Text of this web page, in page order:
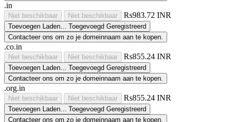
.in
Niet beschikbaar Niet beschikbaar Rs983.72 INR
Toevoegen Laden... Toegevoegd Geregistreerd
Contacteer ons om zo je domeinnaam aan te kopen.
.co.in
Niet beschikbaar Niet beschikbaar Rs855.24 INR
Toevoegen Laden... Toegevoegd Geregistreerd
Contacteer ons om zo je domeinnaam aan te kopen.
.org.in
Niet beschikbaar Niet beschikbaar Rs855.24 INR
Toevoegen Laden... Toegevoegd Geregistreerd
Contacteer ons om zo je domeinnaam aan te kopen.